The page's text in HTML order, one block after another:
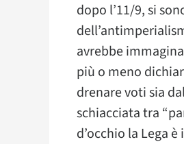
dopo l’11/9, si
avrebbe
più o meno
drenare voti sia
schiacciata tra
d’occhio la Lega